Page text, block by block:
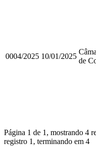
0004/2025 10/01/2025
de
Página 1 de 1, mostrando 4
registro 1, terminando em 4